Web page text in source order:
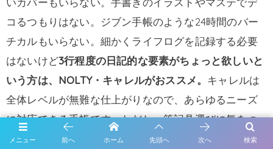
コるつもりはない。ジブン手帳のような24時間のバー
チカルもいらない。細かくライフログを記録する必要
はないけど3行程度の日記的な要素がちょっと欲しいと
いう方は、NOLTY・キャレルがおススメ。 キャレルは
全体レベルが無難な仕上がりなので、あらゆるニーズ
に対応できる手帳です。ただし、筆記具選びに気をつ
けてという感じ。
メニュー 検索
前へ ホーム 先頭へ 次へ